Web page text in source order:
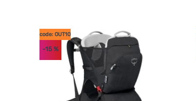
code: OUT10
-15 %